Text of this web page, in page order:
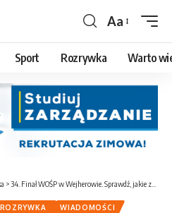
Czcionka
Aa
Sport Rozrywka Warto
> 34. Finał WOŚP w Wejherowie. Sprawdź, jakie zaplanowano atrakcje
ROZRYWKA WIADOMOŚCI